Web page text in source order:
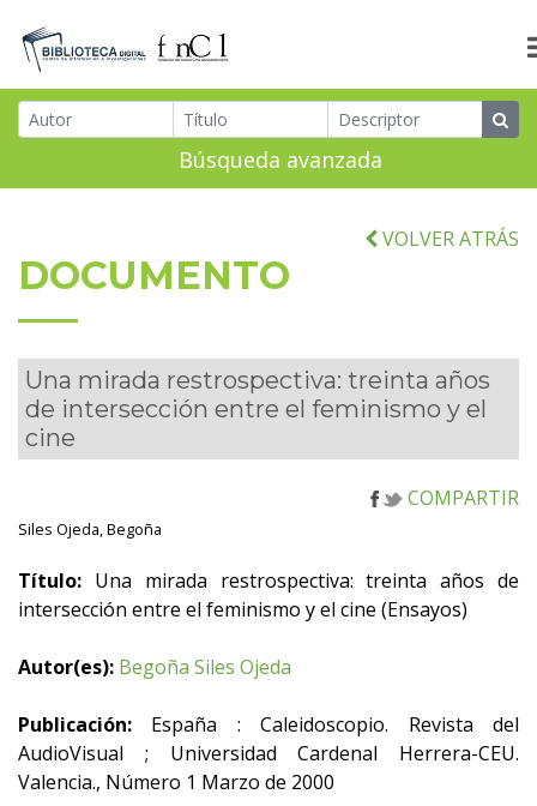
Búsqueda avanzada
VOLVER ATRÁS
DOCUMENTO
Una mirada restrospectiva: treinta años
de intersección entre el feminismo y el
cine
COMPARTIR
Siles Ojeda, Begoña
Título: Una mirada restrospectiva: treinta años de
intersección entre el feminismo y el cine (Ensayos)
Autor(es): Begoña Siles Ojeda
Publicación: España : Caleidoscopio. Revista del
AudioVisual ; Universidad Cardenal Herrera-CEU.
Valencia., Número 1 Marzo de 2000